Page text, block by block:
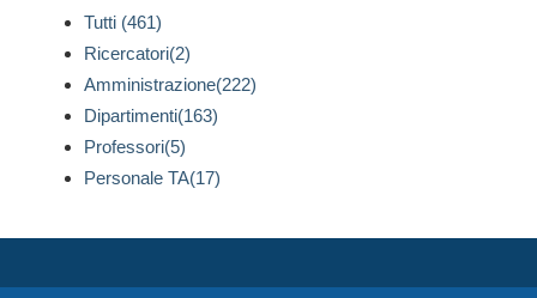
Tutti (461)
Ricercatori(2)
Amministrazione(222)
Dipartimenti(163)
Professori(5)
Personale TA(17)